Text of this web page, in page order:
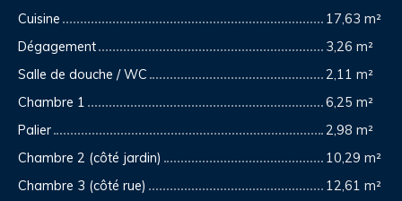
Cuisine
17,63 m²
Dégagement
3,26 m²
Salle de douche / WC
2,11 m²
Chambre 1
6,25 m²
Palier
2,98 m²
Chambre 2 (côté jardin)
10,29 m²
Chambre 3 (côté rue)
12,61 m²